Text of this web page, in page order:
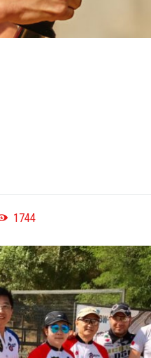
1744